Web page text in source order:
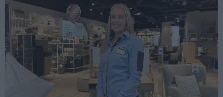
Solformørkelsen 12. august bliver den mest
markante, der kan opleves fra Danmark i mere
end 20 år, og først i 2048 bliver det muligt at
opleve en kraftigere solformørkelse herhjemme.
Vil man se det præcise tidspunkt for